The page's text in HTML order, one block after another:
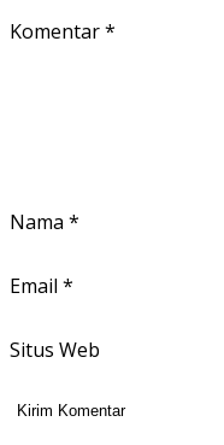
Komentar*
Nama *
Email *
Situs Web